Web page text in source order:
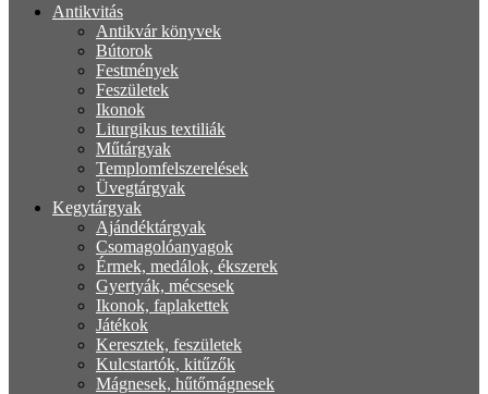
Antikvitás
Antikvár könyvek
Bútorok
Festmények
Feszületek
Ikonok
Liturgikus textiliák
Műtárgyak
Templomfelszerelések
Üvegtárgyak
Kegytárgyak
Ajándéktárgyak
Csomagolóanyagok
Érmek, medálok, ékszerek
Gyertyák, mécsesek
Ikonok, faplakettek
Játékok
Keresztek, feszületek
Kulcstartók, kitűzők
Mágnesek, hűtőmágnesek